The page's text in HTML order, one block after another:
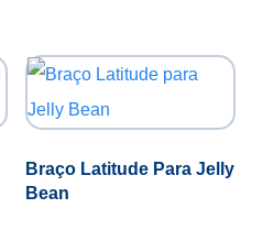
Braço Latitude Para Jelly
Bean